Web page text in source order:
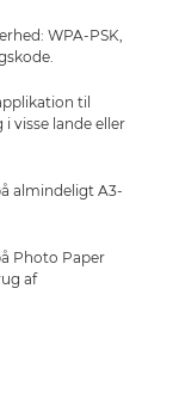
WPA-PSK,
til
visse lande eller
almindeligt A3-
Photo Paper
af